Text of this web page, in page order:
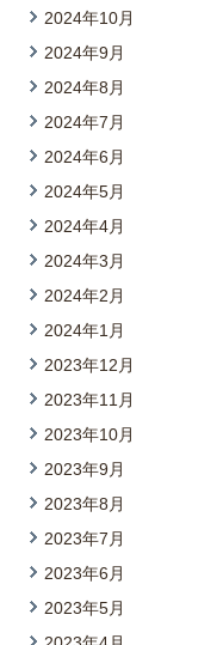
2024年10月
2024年9月
2024年8月
2024年7月
2024年6月
2024年5月
2024年4月
2024年3月
2024年2月
2024年1月
2023年12月
2023年11月
2023年10月
2023年9月
2023年8月
2023年7月
2023年6月
2023年5月